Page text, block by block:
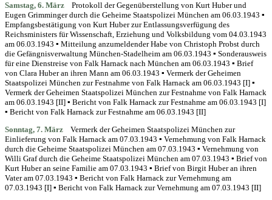
Samstag, 6. März
Protokoll der Gegenüberstellung von Kurt Huber und
Eugen Grimminger durch die Geheime Staatspolizei München am 06.03.1943 ▪
Empfangsbestätigung von Kurt Huber zur Entlassungsverfügung des
Reichsministers für Wissenschaft, Erziehung und Volksbildung vom 04.03.1943
am 06.03.1943 ▪ Mitteilung anzumeldender Habe von Christoph Probst durch
die Gefängnisverwaltung München-Stadelheim am 06.03.1943 ▪ Sonderausweis
für eine Dienstreise von Falk Harnack nach München am 06.03.1943 ▪ Brief
von Clara Huber an ihren Mann am 06.03.1943 ▪ Vermerk der Geheimen
Staatspolizei München zur Festnahme von Falk Harnack am 06.03.1943 [I] ▪
Vermerk der Geheimen Staatspolizei München zur Festnahme von Falk Harnack
am 06.03.1943 [II] ▪ Bericht von Falk Harnack zur Festnahme am 06.03.1943 [I]
▪ Bericht von Falk Harnack zur Festnahme am 06.03.1943 [II]
Sonntag, 7. März
Vermerk der Geheimen Staatspolizei München zur
Einlieferung von Falk Harnack am 07.03.1943 ▪ Vernehmung von Falk Harnack
durch die Geheime Staatspolizei München am 07.03.1943 ▪ Vernehmung von
Willi Graf durch die Geheime Staatspolizei München am 07.03.1943 ▪ Brief von
Kurt Huber an seine Familie am 07.03.1943 ▪ Brief von Birgit Huber an ihren
Vater am 07.03.1943 ▪ Bericht von Falk Harnack zur Vernehmung am
07.03.1943 [I] ▪ Bericht von Falk Harnack zur Vernehmung am 07.03.1943 [II]